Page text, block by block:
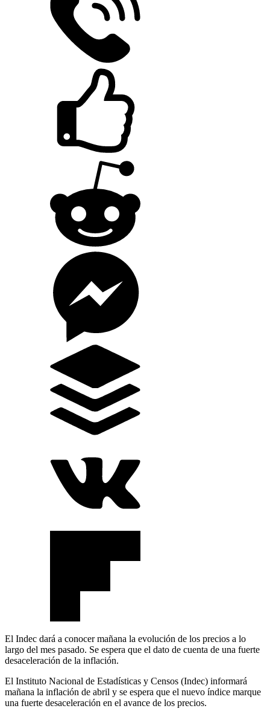
El Indec dará a conocer mañana la evolución de los precios a lo
largo del mes pasado. Se espera que el dato de cuenta de una fuerte
desaceleración de la inflación.
El Instituto Nacional de Estadísticas y Censos (Indec) informará
mañana la inflación de abril y se espera que el nuevo índice marque
una fuerte desaceleración en el avance de los precios.